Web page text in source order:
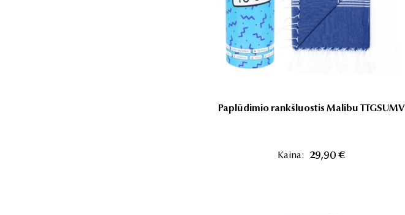
Paplūdimio rankšluostis Malibu TTGSUMV
Kaina: 29,90 €